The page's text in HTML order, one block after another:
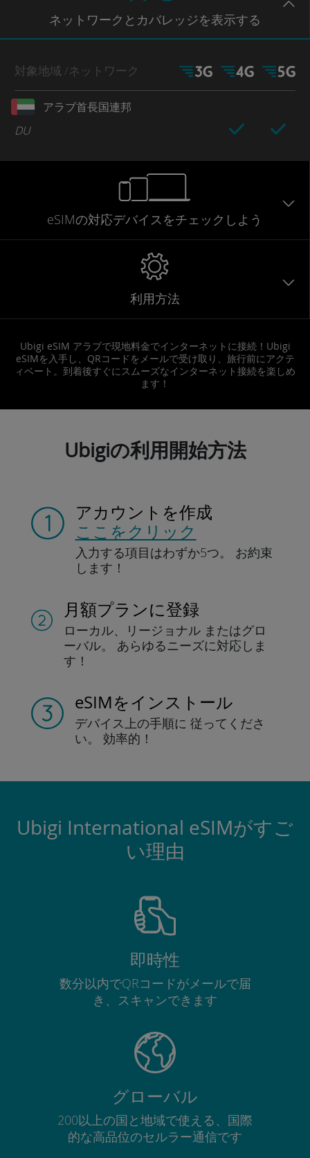
ネットワークとカバレッジを表示する
対象地域 /ネットワーク
アラブ首長国連邦
DU
eSIMの対応デバイスをチェックしよう
利用方法
Ubigi eSIM アラブで現地料金でインターネットに接続！Ubigi
eSIMを入手し、QRコードをメールで受け取り、旅行前にアクテ
ィベート。到着後すぐにスムーズなインターネット接続を楽しめ
ます！
Ubigiの利用開始方法
アカウントを作成
ここをクリック
入力する項目はわずか5つ。
お約束
します！
月額プランに登録
ローカル、リージョナル またはグロ
ーバル。
あらゆるニーズに対応しま
す！
eSIMをインストール
デバイス上の手順に 従ってくださ
い。
効率的！
Ubigi International eSIMがすご
い理由
即時性
数分以内でQRコードがメールで届
き、スキャンできます
グローバル
200以上の国と地域で使える、国際
的な高品位のセルラー通信です